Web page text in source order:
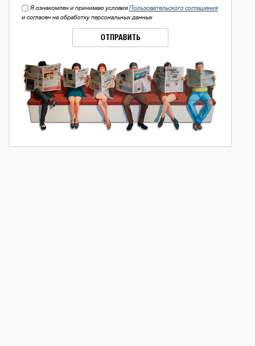
Я ознакомлен и принимаю условия Пользовательского соглашения
и согласен на обработку персональных данных
ОТПРАВИТЬ